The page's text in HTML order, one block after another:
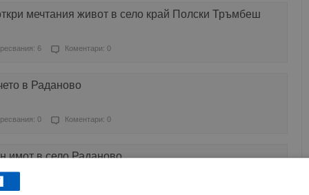
мечтания живот в село край Полски Тръмбеш
6 Коментари: 0
в Раданово
0 Коментари: 0
имот в село Раданово
1